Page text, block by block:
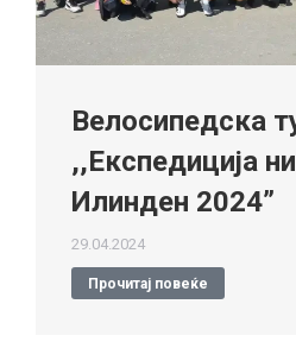
Велосипедска
,,Експедиција
Илинден 2024”
29.04.2024
Прочитај повеќе